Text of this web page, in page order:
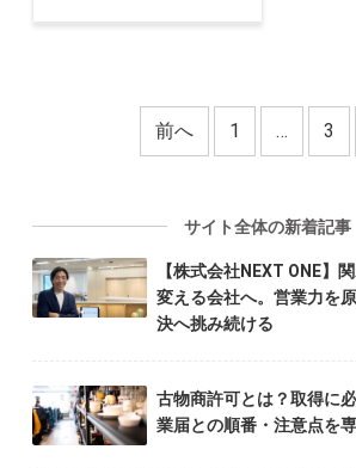
前へ 1 … 3
サイト全体の新着記事
【株式会社NEXT ONE】
変える会社へ。営業力を
決へ挑み続ける
古物商許可とは？取得に
業届との順番・注意点を